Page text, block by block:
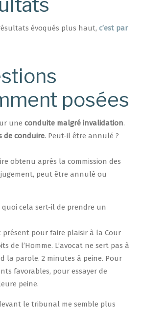
évoqués plus haut, c’est par
posées
une conduite malgré invalidation.
de conduire. Peut-il être annulé ?
obtenu après la commission des
peut être annulé ou
quoi cela sert-il de prendre un
présent pour faire plaisir à la Cour
de l’Homme. L’avocat ne sert pas à
la parole. 2 minutes à peine. Pour
favorables, pour essayer de
peine.
le tribunal me semble plus